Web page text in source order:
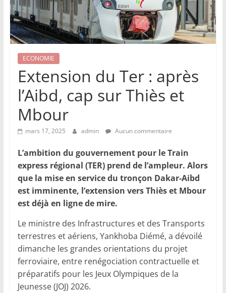
ECONOMIE
Extension du Ter : après
l’Aibd, cap sur Thiès et
Mbour
mars 17, 2025 admin Aucun commentaire
L’ambition du gouvernement pour le Train
express régional (TER) prend de l’ampleur. Alors
que la mise en service du tronçon Dakar-Aibd
est imminente, l’extension vers Thiès et Mbour
est déjà en ligne de mire.
Le ministre des Infrastructures et des Transports
terrestres et aériens, Yankhoba Diémé, a dévoilé
dimanche les grandes orientations du projet
ferroviaire, entre renégociation contractuelle et
préparatifs pour les Jeux Olympiques de la
Jeunesse (JOJ) 2026.